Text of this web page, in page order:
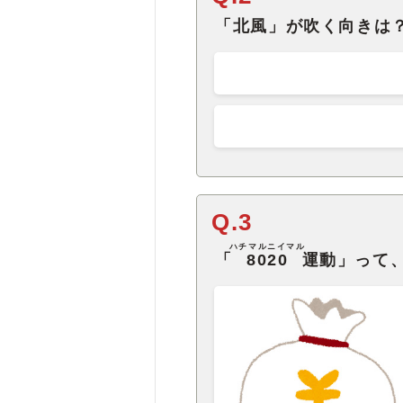
「北風」が吹く向きは
Q.3
「 8020
ハチマルニイマル
運動」って